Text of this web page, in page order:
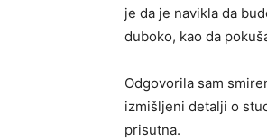
je da je navikla da
duboko, kao da
Odgovorila sam
izmišljeni detalji o
prisutna.